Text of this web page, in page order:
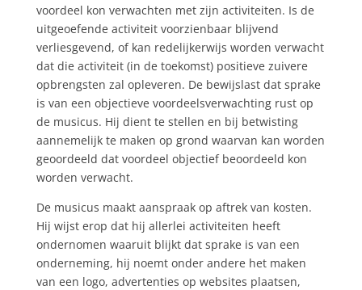
voordeel kon verwachten met zijn activiteiten. Is de
uitgeoefende activiteit voorzienbaar blijvend
verliesgevend, of kan redelijkerwijs worden verwacht
dat die activiteit (in de toekomst) positieve zuivere
opbrengsten zal opleveren. De bewijslast dat sprake
is van een objectieve voordeelsverwachting rust op
de musicus. Hij dient te stellen en bij betwisting
aannemelijk te maken op grond waarvan kan worden
geoordeeld dat voordeel objectief beoordeeld kon
worden verwacht.
De musicus maakt aanspraak op aftrek van kosten.
Hij wijst erop dat hij allerlei activiteiten heeft
ondernomen waaruit blijkt dat sprake is van een
onderneming, hij noemt onder andere het maken
van een logo, advertenties op websites plaatsen,